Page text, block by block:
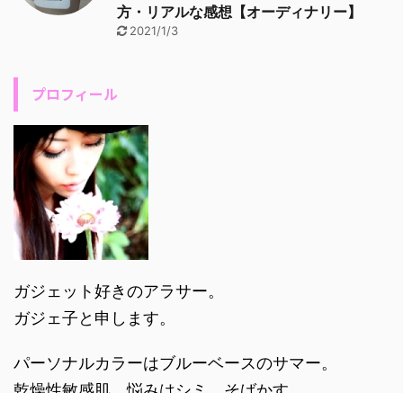
方・リアルな感想【オーディナリー】
2021/1/3
プロフィール
ガジェット好きのアラサー。
ガジェ子と申します。
パーソナルカラーはブルーベースのサマー。